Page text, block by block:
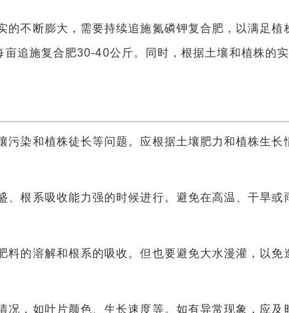
不断膨大，需要持续追施氮磷钾复合肥，以满足植
追施复合肥30-40公斤。同时，根据土壤和植株的实
染和植株徒长等问题。应根据土壤肥力和植株生长
根系吸收能力强的时候进行。避免在高温、干旱或
的溶解和根系的吸收。但也要避免大水漫灌，以免
，如叶片颜色、生长速度等。如有异常现象，应及